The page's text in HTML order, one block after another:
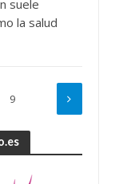
suele
la salud
9